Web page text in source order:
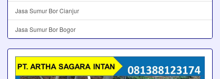
Jasa Sumur Bor Cianjur
Jasa Sumur Bor Bogor